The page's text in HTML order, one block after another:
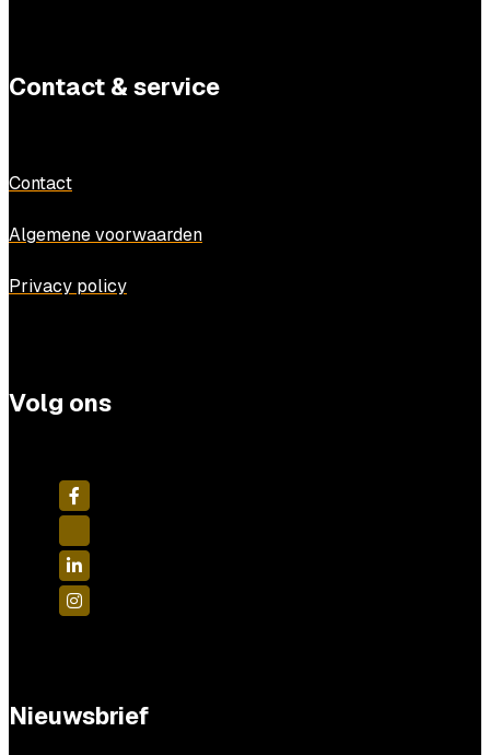
Contact & service
Contact
Algemene voorwaarden
Privacy policy
Volg ons
Nieuwsbrief